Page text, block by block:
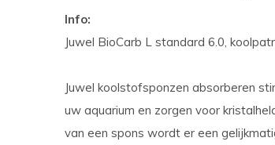
Info:
Juwel BioCarb L standard 6.0,
Juwel koolstofsponzen absorberen
uw aquarium en zorgen voor
van een spons wordt er een